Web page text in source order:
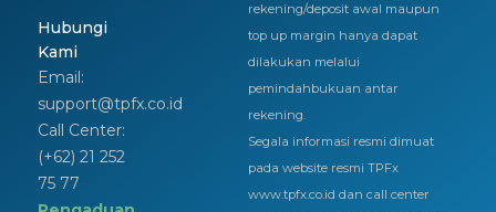
Hubungi
Kami
Email:
support@tpfx.co.id
Call Center:
(+62) 21 252
75 77
rekening/deposit awal maupun
top up margin hanya dapat
dilakukan melalui
pemindahbukuan antar
rekening.
Segala informasi resmi dimuat
pada website resmi TPFx
www.tpfx.co.id dan call center